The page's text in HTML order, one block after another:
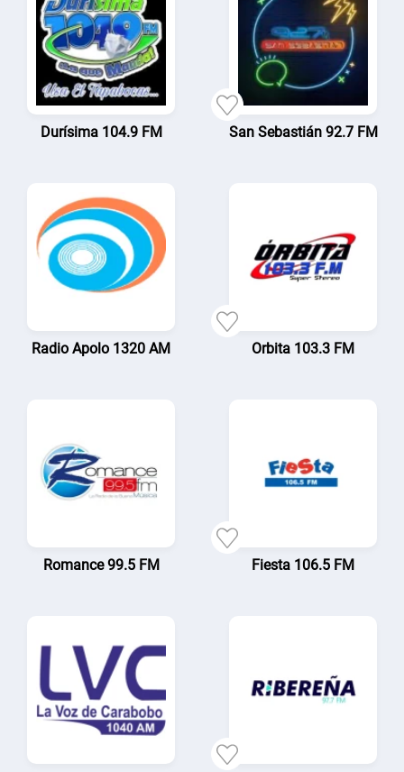
Durísima 104.9 FM San Sebastián 92.7 FM
Radio Apolo 1320 AM Orbita 103.3 FM
Romance 99.5 FM Fiesta 106.5 FM